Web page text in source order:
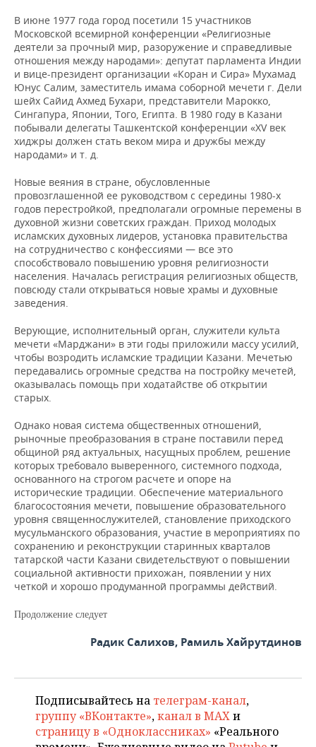
В июне 1977 года город посетили 15 участников
Московской всемирной конференции «Религиозные
деятели за прочный мир, разоружение и справедливые
отношения между народами»: депутат парламента Индии
и вице-президент организации «Коран и Сира» Мухамад
Юнус Салим, заместитель имама соборной мечети г. Дели
шейх Сайид Ахмед Бухари, представители Марокко,
Сингапура, Японии, Того, Египта. В 1980 году в Казани
побывали делегаты Ташкентской конференции «XV век
хиджры должен стать веком мира и дружбы между
народами» и т. д.
Новые веяния в стране, обусловленные
провозглашенной ее руководством с середины 1980-х
годов перестройкой, предполагали огромные перемены в
духовной жизни советских граждан. Приход молодых
исламских духовных лидеров, установка правительства
на сотрудничество с конфессиями — все это
способствовало повышению уровня религиозности
населения. Началась регистрация религиозных обществ,
повсюду стали открываться новые храмы и духовные
заведения.
Верующие, исполнительный орган, служители культа
мечети «Марджани» в эти годы приложили массу усилий,
чтобы возродить исламские традиции Казани. Мечетью
передавались огромные средства на постройку мечетей,
оказывалась помощь при ходатайстве об открытии
старых.
Однако новая система общественных отношений,
рыночные преобразования в стране поставили перед
общиной ряд актуальных, насущных проблем, решение
которых требовало выверенного, системного подхода,
основанного на строгом расчете и опоре на
исторические традиции. Обеспечение материального
благосостояния мечети, повышение образовательного
уровня священнослужителей, становление приходского
мусульманского образования, участие в мероприятиях по
сохранению и реконструкции старинных кварталов
татарской части Казани свидетельствуют о повышении
социальной активности прихожан, появлении у них
четкой и хорошо продуманной программы действий.
Продолжение следует
Радик Салихов, Рамиль Хайрутдинов
Подписывайтесь на телеграм-канал,
группу «ВКонтакте»,канал в MAXи
страницу в «Одноклассниках» «Реального